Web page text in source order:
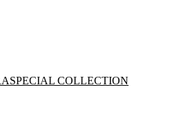
SPECIAL COLLECTION